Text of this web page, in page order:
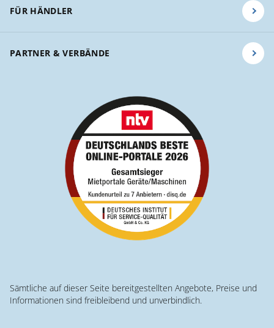
FÜR HÄNDLER
PARTNER & VERBÄNDE
Sämtliche auf dieser Seite bereitgestellten Angebote, Preise und
Informationen sind freibleibend und unverbindlich.